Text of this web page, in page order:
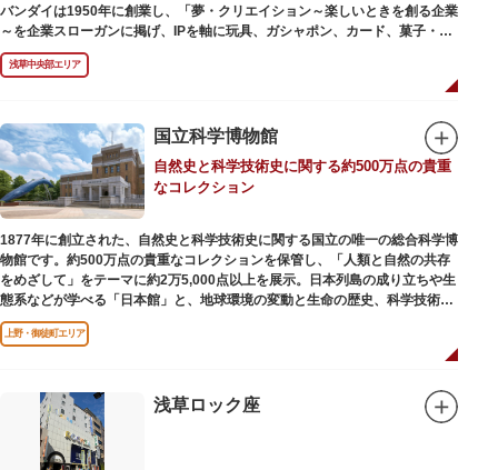
バンダイは1950年に創業し、「夢・クリエイション～楽しいときを創る企業
～を企業スローガンに掲げ、IPを軸に玩具、ガシャポン、カード、菓子・食
品・食玩、アパレル、日用雑貨など、お客さまの身近で楽しんでいただける
エンターテインメントをお届けしています。
浅草中央部エリア
国立科学博物館
自然史と科学技術史に関する約500万点の貴重
なコレクション
1877年に創立された、自然史と科学技術史に関する国立の唯一の総合科学博
物館です。約500万点の貴重なコレクションを保管し、「人類と自然の共存
をめざして」をテーマに約2万5,000点以上を展示。日本列島の成り立ちや生
態系などが学べる「日本館」と、地球環境の変動と生命の歴史、科学技術の
進歩などが学べる「地球館」の2つの常設展示をメインに、特別展・企画展
などから構成されています。
2005年「愛・地球博」の長久手日本館で人気を博した「地球の部屋」を移設
100万分の1の大きさ）のドームの内側すべてがスクリーンになっている世界
初のシアターで、月ごとに変わるオリジナル映像を上映しています。
楽しみながら学習できるイベント企画や、恐竜をはじめとした様々な実物標
本、子ども向けのコーナーもあり、お子様連れでも楽しめる博物館です。
上野・御徒町エリア
浅草ロック座